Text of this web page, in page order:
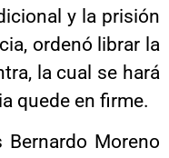
y la prisión
ordenó librar la
la cual se hará
quede en firme.
Moreno